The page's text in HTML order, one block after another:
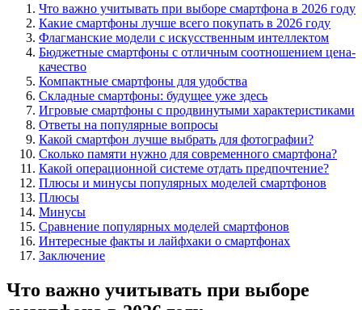
Что важно учитывать при выборе смартфона в 2026 году
Какие смартфоны лучше всего покупать в 2026 году
Флагманские модели с искусственным интеллектом
Бюджетные смартфоны с отличным соотношением цена-
качество
Компактные смартфоны для удобства
Складные смартфоны: будущее уже здесь
Игровые смартфоны с продвинутыми характеристиками
Ответы на популярные вопросы
Какой смартфон лучше выбрать для фотографии?
Сколько памяти нужно для современного смартфона?
Какой операционной системе отдать предпочтение?
Плюсы и минусы популярных моделей смартфонов
Плюсы
Минусы
Сравнение популярных моделей смартфонов
Интересные факты и лайфхаки о смартфонах
Заключение
Что важно учитывать при выборе